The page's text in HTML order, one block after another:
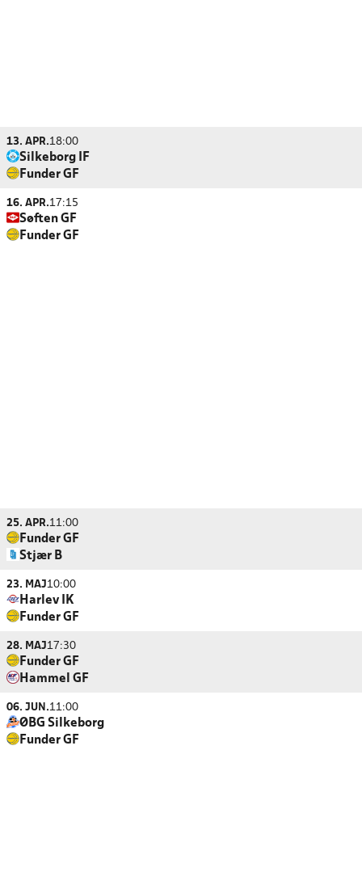
13. APR.18:00
Silkeborg IF
Funder GF
16. APR.17:15
Søften GF
Funder GF
25. APR.11:00
Funder GF
Stjær B
23. MAJ10:00
Harlev IK
Funder GF
28. MAJ17:30
Funder GF
Hammel GF
06. JUN.11:00
ØBG Silkeborg
Funder GF